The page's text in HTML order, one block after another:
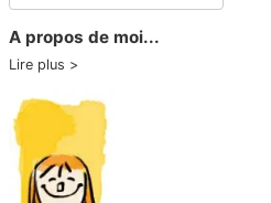
A propos de moi...
Lire plus